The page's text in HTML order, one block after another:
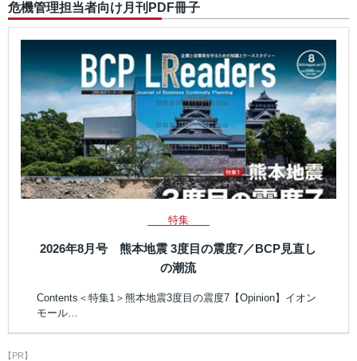
危機管理担当者向け月刊PDF冊子
特集
2026年8月号 熊本地震 3度目の震度7／BCP見直し
の潮流
Contents＜特集1＞熊本地震3度目の震度7【Opinion】イオン
モール…
【PR】